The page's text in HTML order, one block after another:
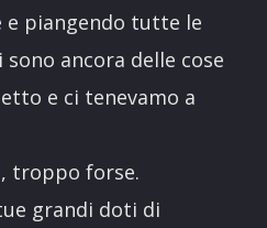
piangendo tutte le
ancora delle cose
e ci tenevamo a
troppo forse.
grandi doti di